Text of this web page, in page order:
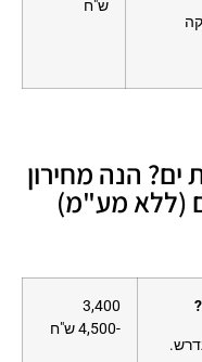
ש"ח
ים? הנה מחירון
(ללא מע"מ)
3,400
-4,500 ש"ח